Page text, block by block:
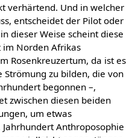
verhärtend. Und in welcher
entscheidet der Pilot oder
dieser Weise scheint diese
im Norden Afrikas
Rosenkreuzertum, da ist es
zu bilden, die von
begonnen –,
zwischen diesen beiden
um etwas
Anthroposophie